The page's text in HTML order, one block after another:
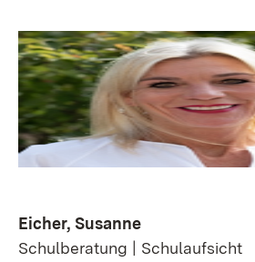
Eicher, Susanne
Schulberatung | Schulaufsicht